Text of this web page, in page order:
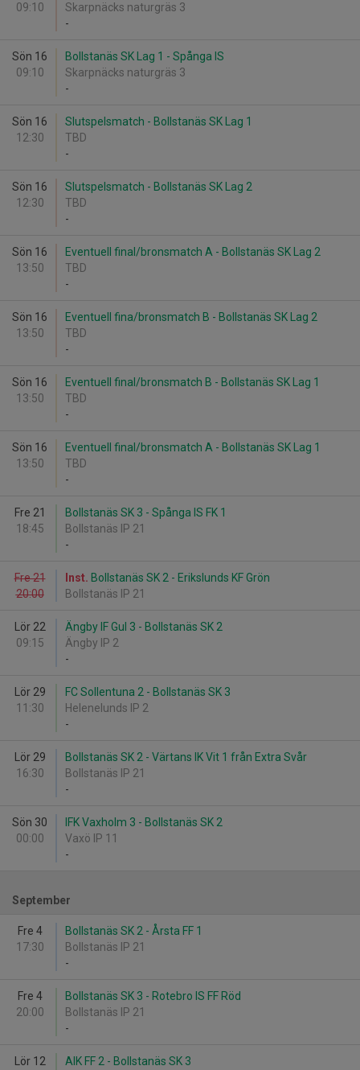
09:10
Skarpnäcks naturgräs 3
-
Sön 16
09:10
Bollstanäs SK Lag 1 - Spånga IS
Skarpnäcks naturgräs 3
-
Sön 16
12:30
Slutspelsmatch - Bollstanäs SK Lag 1
TBD
-
Sön 16
12:30
Slutspelsmatch - Bollstanäs SK Lag 2
TBD
-
Sön 16
13:50
Eventuell final/bronsmatch A - Bollstanäs SK Lag 2
TBD
-
Sön 16
13:50
Eventuell fina/bronsmatch B - Bollstanäs SK Lag 2
TBD
-
Sön 16
13:50
Eventuell final/bronsmatch B - Bollstanäs SK Lag 1
TBD
-
Sön 16
13:50
Eventuell final/bronsmatch A - Bollstanäs SK Lag 1
TBD
-
Fre 21
18:45
Bollstanäs SK 3 - Spånga IS FK 1
Bollstanäs IP 21
-
Fre 21
20:00
Inst. Bollstanäs SK 2 - Erikslunds KF Grön
Bollstanäs IP 21
Lör 22
09:15
Ängby IF Gul 3 - Bollstanäs SK 2
Ängby IP 2
-
Lör 29
11:30
FC Sollentuna 2 - Bollstanäs SK 3
Helenelunds IP 2
-
Lör 29
16:30
Bollstanäs SK 2 - Värtans IK Vit 1 från Extra Svår
Bollstanäs IP 21
-
Sön 30
00:00
IFK Vaxholm 3 - Bollstanäs SK 2
Vaxö IP 11
-
September
Fre 4
17:30
Bollstanäs SK 2 - Årsta FF 1
Bollstanäs IP 21
-
Fre 4
20:00
Bollstanäs SK 3 - Rotebro IS FF Röd
Bollstanäs IP 21
-
Lör 12
AIK FF 2 - Bollstanäs SK 3